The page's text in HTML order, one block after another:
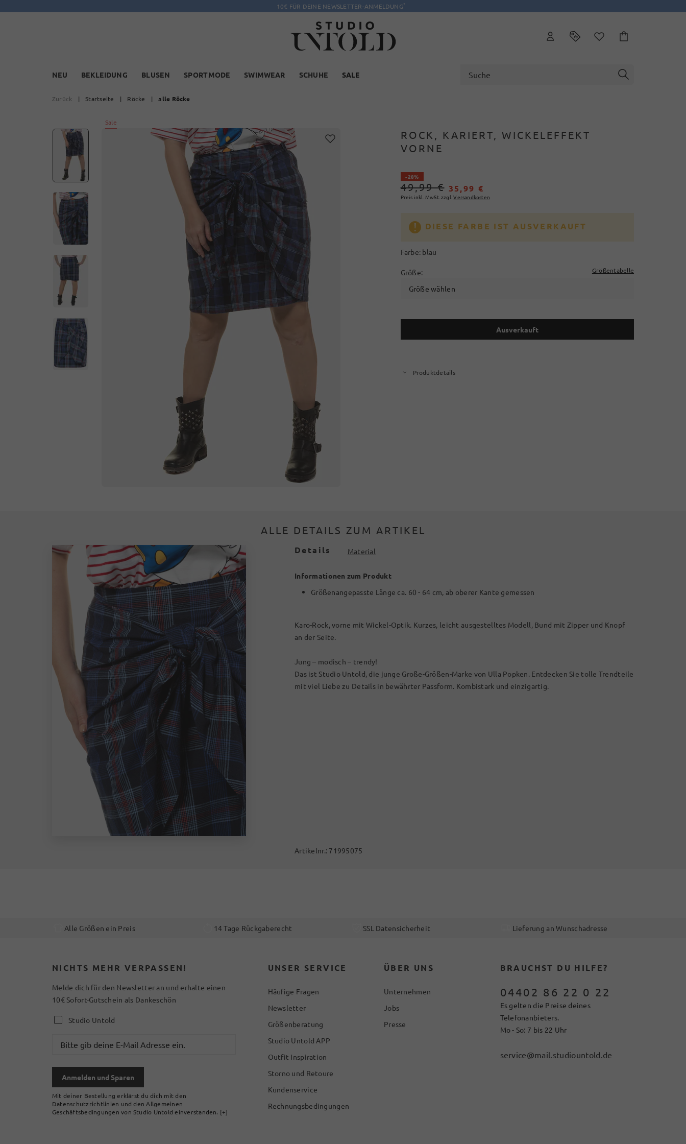
10€ FÜR DEINE NEWSLETTER-ANMELDUNG*
NEU BEKLEIDUNG BLUSEN SPORTMODE SWIMWEAR SCHUHE SALE
Zurück | Startseite | Röcke | alle Röcke
Sale
ROCK, KARIERT, WICKELEFFEKT
VORNE
- 28%
49,99 € 35,99 €
Preis inkl. MwSt. zzgl.Versandkosten
DIESE FARBE IST AUSVERKAUFT
Farbe: blau
Größe: Größentabelle
Größe wählen
Ausverkauft
Produktdetails
ALLE DETAILS ZUM ARTIKEL
Details Material
Informationen zum Produkt
Größenangepasste Länge ca. 60 - 64 cm, ab oberer Kante gemessen
Karo-Rock, vorne mit Wickel-Optik. Kurzes, leicht ausgestelltes Modell, Bund mit Zipper und Knopf
an der Seite.
Jung – modisch – trendy!
Das ist Studio Untold, die junge Große-Größen-Marke von Ulla Popken. Entdecken Sie tolle Trendteile
mit viel Liebe zu Details in bewährter Passform. Kombistark und einzigartig.
Artikelnr.: 71995075
Alle Größen ein Preis 14 Tage Rückgaberecht SSL Datensicherheit Lieferung an Wunschadresse
NICHTS MEHR VERPASSEN!
Melde dich für den Newsletter an und erhalte einen
10€ Sofort-Gutschein als Dankeschön
Studio Untold
Anmelden und Sparen
Mit deiner Bestellung erklärst du dich mit den
Datenschutzrichtlinien und den Allgemeinen
Geschäftsbedingungen von Studio Untold einverstanden. [+]
UNSER SERVICE
Häufige Fragen
Newsletter
Größenberatung
Studio Untold APP
Outfit Inspiration
Storno und Retoure
Kundenservice
Rechnungsbedingungen
ÜBER UNS
Unternehmen
Jobs
Presse
BRAUCHST DU HILFE?
04402 86 22 0 22
Es gelten die Preise deines
Telefonanbieters.
Mo - So: 7 bis 22 Uhr
service@mail.studiountold.de